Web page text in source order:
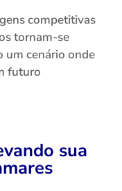
competitivas
tornam-se
um cenário onde
futuro
sua